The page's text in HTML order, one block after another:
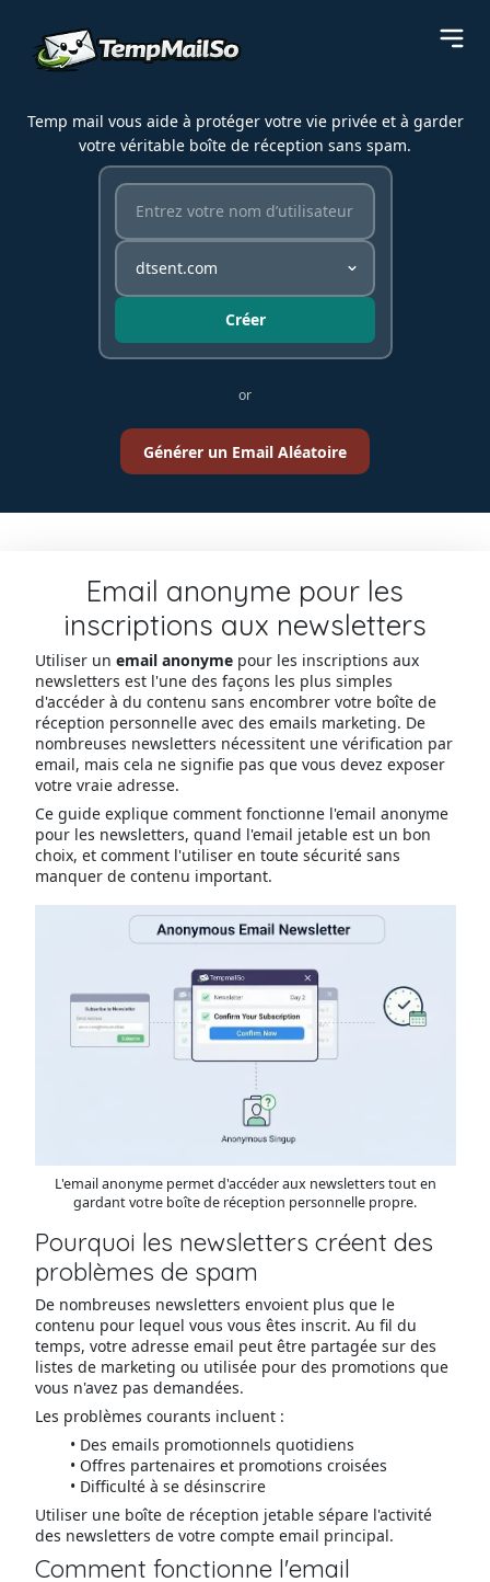
Temp mail vous aide à protéger votre vie privée et à garder
votre véritable boîte de réception sans spam.
Créer
or
Générer un Email Aléatoire
Email anonyme pour les
inscriptions aux newsletters
Utiliser un email anonymepour les inscriptions aux
newsletters est l'une des façons les plus simples
d'accéder à du contenu sans encombrer votre boîte de
réception personnelle avec des emails marketing. De
nombreuses newsletters nécessitent une vérification par
email, mais cela ne signifie pas que vous devez exposer
votre vraie adresse.
Ce guide explique comment fonctionne l'email anonyme
pour les newsletters, quand l'email jetable est un bon
choix, et comment l'utiliser en toute sécurité sans
manquer de contenu important.
L'email anonyme permet d'accéder aux newsletters tout en
gardant votre boîte de réception personnelle propre.
Pourquoi les newsletters créent des
problèmes de spam
De nombreuses newsletters envoient plus que le
contenu pour lequel vous vous êtes inscrit. Au fil du
temps, votre adresse email peut être partagée sur des
listes de marketing ou utilisée pour des promotions que
vous n'avez pas demandées.
Les problèmes courants incluent :
Des emails promotionnels quotidiens
Offres partenaires et promotions croisées
Difficulté à se désinscrire
Utiliser une boîte de réception jetable sépare l'activité
des newsletters de votre compte email principal.
Comment fonctionne l'email